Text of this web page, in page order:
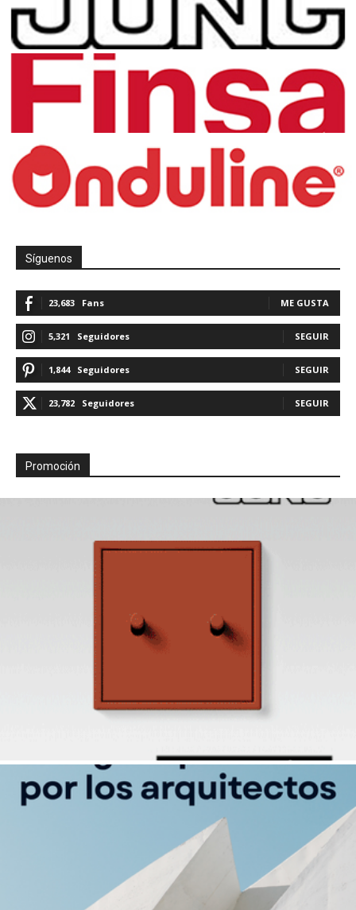
Síguenos
23,683 Fans ME GUSTA
5,321 Seguidores SEGUIR
1,844 Seguidores SEGUIR
23,782 Seguidores SEGUIR
Promoción